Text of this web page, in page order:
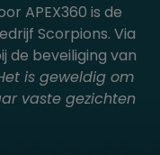
APEX360 is de
Scorpions. Via
de beveiliging van
is geweldig om
vaste gezichten